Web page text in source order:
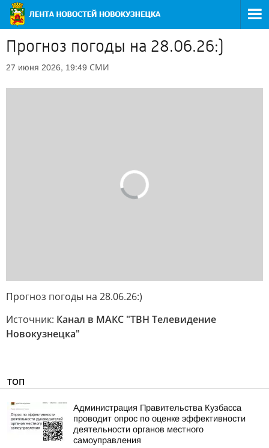
Прогноз погоды на 28.06.26:)
27 июня 2026, 19:49 СМИ
Прогноз погоды на 28.06.26:)
Источник: Канал в МАКС "ТВН Телевидение
Новокузнецка"
ТОП
Администрация Правительства Кузбасса
проводит опрос по оценке эффективности
деятельности органов местного
самоуправления